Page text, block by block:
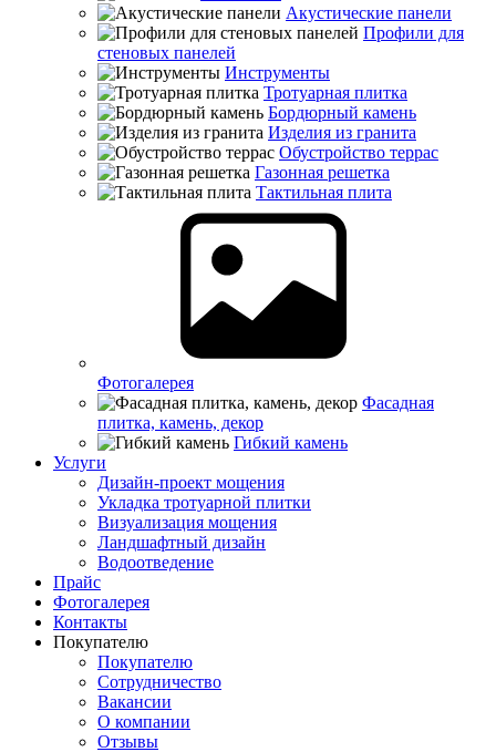
Акустические панели
Профили для
стеновых панелей
Инструменты
Тротуарная плитка
Бордюрный камень
Изделия из гранита
Обустройство террас
Газонная решетка
Тактильная плита
Фотогалерея
Фасадная
плитка, камень, декор
Гибкий камень
Услуги
Дизайн-проект мощения
Укладка тротуарной плитки
Визуализация мощения
Ландшафтный дизайн
Водоотведение
Прайс
Фотогалерея
Контакты
Покупателю
Покупателю
Сотрудничество
Вакансии
О компании
Отзывы